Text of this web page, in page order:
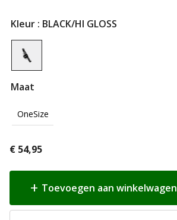
Kleur : BLACK/HI GLOSS
Maat
OneSize
€ 54,95
Toevoegen aan winkelwagen